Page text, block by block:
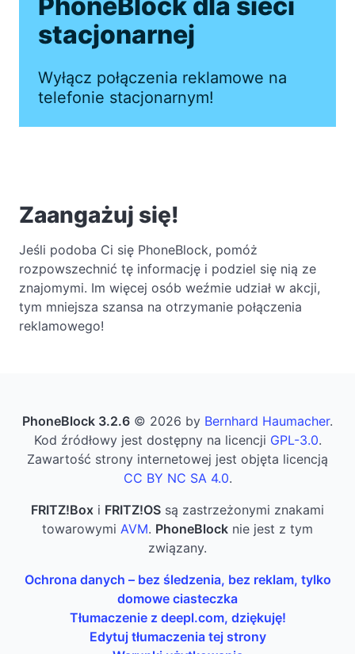
stacjonarnej
Wyłącz połączenia reklamowe na
telefonie stacjonarnym!
Zaangażuj się!
Jeśli podoba Ci się PhoneBlock, pomóż
rozpowszechnić tę informację i podziel się nią ze
znajomymi. Im więcej osób weźmie udział w akcji,
tym mniejsza szansa na otrzymanie połączenia
reklamowego!
PhoneBlock 3.2.6 © 2026 by Bernhard Haumacher.
Kod źródłowy jest dostępny na licencji GPL-3.0.
Zawartość strony internetowej jest objęta licencją
CC BY NC SA 4.0.
FRITZ!Box i FRITZ!OS są zastrzeżonymi znakami
towarowymi AVM. PhoneBlock nie jest z tym
związany.
Ochrona danych – bez śledzenia, bez reklam, tylko
domowe ciasteczka
Tłumaczenie z deepl.com, dziękuję!
Edytuj tłumaczenia tej strony